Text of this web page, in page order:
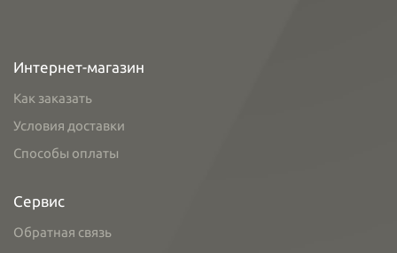
Интернет-магазин
Как заказать
Условия доставки
Способы оплаты
Сервис
Обратная связь